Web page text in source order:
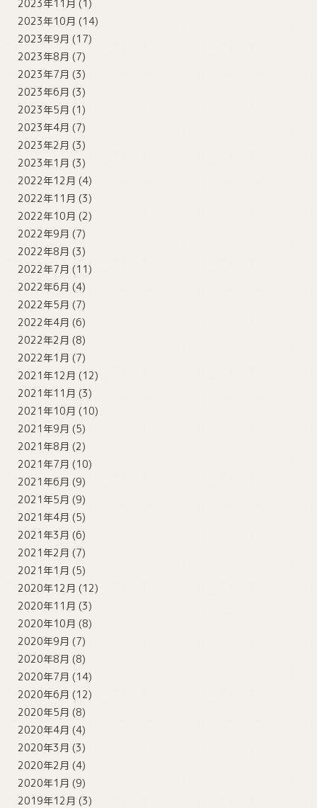
2023年11月 (1)
2023年10月 (14)
2023年9月 (17)
2023年8月 (7)
2023年7月 (3)
2023年6月 (3)
2023年5月 (1)
2023年4月 (7)
2023年2月 (3)
2023年1月 (3)
2022年12月 (4)
2022年11月 (3)
2022年10月 (2)
2022年9月 (7)
2022年8月 (3)
2022年7月 (11)
2022年6月 (4)
2022年5月 (7)
2022年4月 (6)
2022年2月 (8)
2022年1月 (7)
2021年12月 (12)
2021年11月 (3)
2021年10月 (10)
2021年9月 (5)
2021年8月 (2)
2021年7月 (10)
2021年6月 (9)
2021年5月 (9)
2021年4月 (5)
2021年3月 (6)
2021年2月 (7)
2021年1月 (5)
2020年12月 (12)
2020年11月 (3)
2020年10月 (8)
2020年9月 (7)
2020年8月 (8)
2020年7月 (14)
2020年6月 (12)
2020年5月 (8)
2020年4月 (4)
2020年3月 (3)
2020年2月 (4)
2020年1月 (9)
2019年12月 (3)